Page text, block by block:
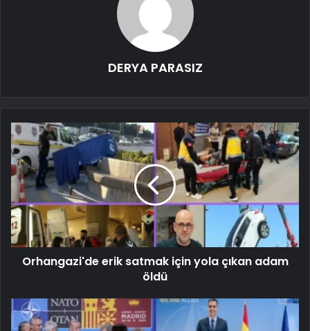
DERYA PARASIZ
Orhangazi'de erik satmak için yola çıkan adam
öldü